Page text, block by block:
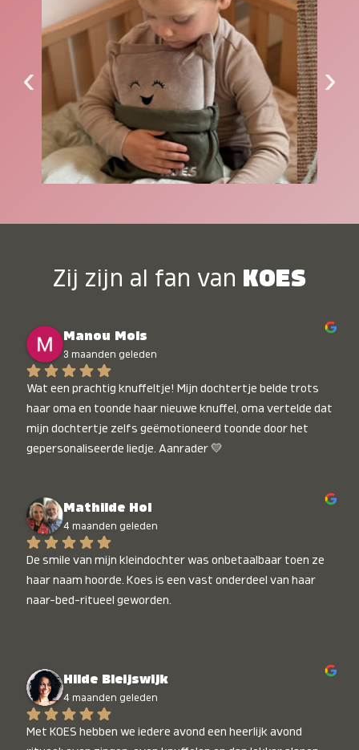
‹ ›
Zij zijn al fan van KOES
Manou Mols
3 maanden geleden
Wat een prachtig knuffeltje! Mijn dochtertje belde trots
haar oma en toonde haar nieuwe knuffel, oma vertelde dat
mijn dochtertje zelfs geëmotioneerd toonde door het
gepersonaliseerde liedje. Aanrader 💛
Mathilde Hol
4 maanden geleden
De smile van mijn kleindochter was onbetaalbaar toen ze
haar naam hoorde. Koes is een vast onderdeel van haar
naar-bed-ritueel geworden.
Hilde Bleijswijk
4 maanden geleden
Met KOES hebben we iedere avond een heerlijk avond